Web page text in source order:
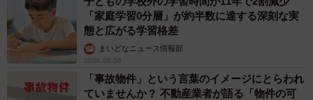
「家庭学習0分層」が約半数に達する深刻な実
態と広がる学習格差
まいどなニュース情報部
2026.08.06
「事故物件」という言葉のイメージにとらわれ
ていませんか？ 不動産業者が語る「物件の可